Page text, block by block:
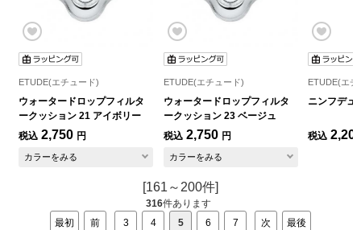
ETUDE(エチュード)
ウォータードロップフィルタ
ークッション 21 アイボリー
税込 2,750 円
カラーをみる
ETUDE(エチュード)
ウォータードロップフィルタ
ークッション 23 ベージュ
税込 2,750 円
カラーをみる
ETUDE(エ
ニンフデュ
税込
[161～200件]
316件あります
最初
前 3 4 5 6 7 次 最後